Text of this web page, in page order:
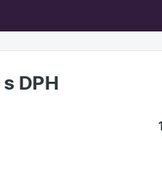
s DPH